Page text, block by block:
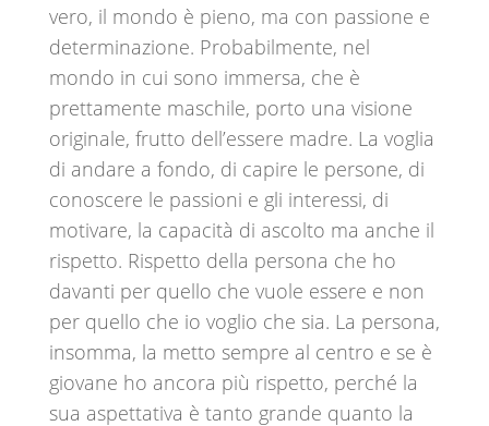
vero, il mondo è pieno, ma con passione e
determinazione. Probabilmente, nel
mondo in cui sono immersa, che è
prettamente maschile, porto una visione
originale, frutto dell’essere madre. La voglia
di andare a fondo, di capire le persone, di
conoscere le passioni e gli interessi, di
motivare, la capacità di ascolto ma anche il
rispetto. Rispetto della persona che ho
davanti per quello che vuole essere e non
per quello che io voglio che sia. La persona,
insomma, la metto sempre al centro e se è
giovane ho ancora più rispetto, perché la
sua aspettativa è tanto grande quanto la